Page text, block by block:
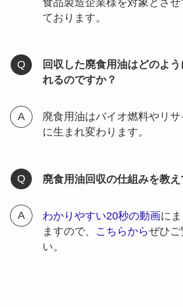
ております。
回収した廃食用油はどのよう
れるのですか？
廃食用油はバイオ燃料やリ
に生まれ変わります。
廃食用油回収の仕組みを教
わかりやすい20秒の動画に
ますので、
こちらからぜひご
い。